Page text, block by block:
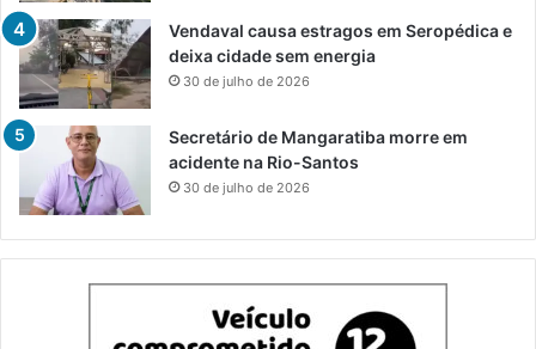
Vendaval causa estragos em Seropédica e
deixa cidade sem energia
30 de julho de 2026
Secretário de Mangaratiba morre em
acidente na Rio-Santos
30 de julho de 2026